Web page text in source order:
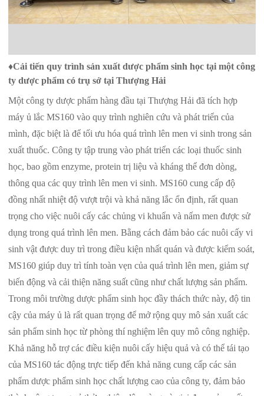
♦Cải tiến quy trình sản xuất dược phẩm sinh học tại một công
ty dược phẩm có trụ sở tại Thượng Hải
Một công ty dược phẩm hàng đầu tại Thượng Hải đã tích hợp
máy ủ lắc MS160 vào quy trình nghiên cứu và phát triển của
mình, đặc biệt là để tối ưu hóa quá trình lên men vi sinh trong sản
xuất thuốc. Công ty tập trung vào phát triển các loại thuốc sinh
học, bao gồm enzyme, protein trị liệu và kháng thể đơn dòng,
thông qua các quy trình lên men vi sinh. MS160 cung cấp độ
đồng nhất nhiệt độ vượt trội và khả năng lắc ổn định, rất quan
trọng cho việc nuôi cấy các chủng vi khuẩn và nấm men được sử
dụng trong quá trình lên men. Bằng cách đảm bảo các nuôi cấy vi
sinh vật được duy trì trong điều kiện nhất quán và được kiểm soát,
MS160 giúp duy trì tính toàn vẹn của quá trình lên men, giảm sự
biến động và cải thiện năng suất cũng như chất lượng sản phẩm.
Trong môi trường dược phẩm sinh học đầy thách thức này, độ tin
cậy của máy ủ là rất quan trọng để mở rộng quy mô sản xuất các
sản phẩm sinh học từ phòng thí nghiệm lên quy mô công nghiệp.
Khả năng hỗ trợ các điều kiện nuôi cấy hiệu quả và có thể tái tạo
của MS160 tác động trực tiếp đến khả năng cung cấp các sản
phẩm dược phẩm sinh học chất lượng cao của công ty, đảm bảo